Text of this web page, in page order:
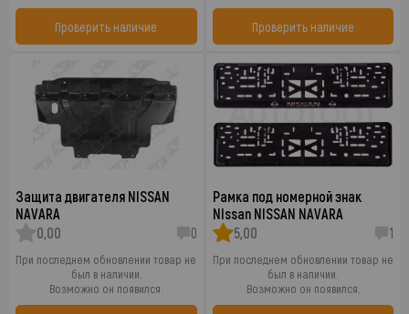
Проверить наличие Проверить наличие
Защита двигателя NISSAN
NAVARA
0,00
0
При последнем обновлении товар не
был в наличии.
Возможно он появился.
Рамка под номерной знак
NIssan NISSAN NAVARA
5,00
1
При последнем обновлении товар не
был в наличии.
Возможно он появился.